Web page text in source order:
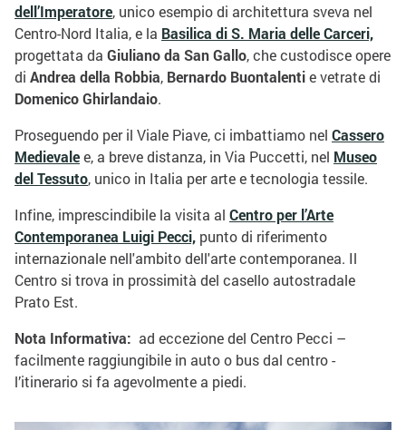
dell’Imperatore, unico esempio di architettura sveva nel
Centro-Nord Italia, e la Basilica di S. Maria delle Carceri,
progettata da Giuliano da San Gallo, che custodisce opere
di Andrea della Robbia, Bernardo Buontalentie vetrate di
Domenico Ghirlandaio.
Proseguendo per il Viale Piave, ci imbattiamo nel Cassero
Medievalee, a breve distanza, in Via Puccetti, nel Museo
del Tessuto, unico in Italia per arte e tecnologia tessile.
Infine, imprescindibile la visita al Centro per l’Arte
Contemporanea Luigi Pecci, punto di riferimento
internazionale nell'ambito dell'arte contemporanea. Il
Centro si trova in prossimità del casello autostradale
Prato Est.
Nota Informativa: ad eccezione del Centro Pecci –
facilmente raggiungibile in auto o bus dal centro -
l’itinerario si fa agevolmente a piedi.